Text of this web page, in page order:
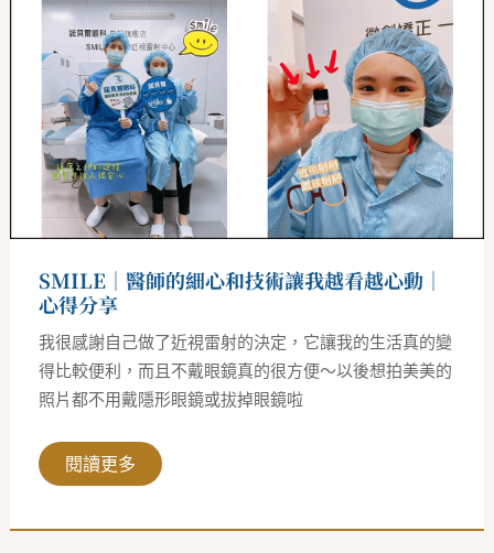
SMILE｜醫師的細心和技術讓我越看越心動｜
心得分享
我很感謝自己做了近視雷射的決定，它讓我的生活真的變
得比較便利，而且不戴眼鏡真的很方便～以後想拍美美的
照片都不用戴隱形眼鏡或拔掉眼鏡啦
｜
醫
師
的
細
心
和
技
術
讓
我
越
越
動
｜
心
得
分
享
閱讀更多